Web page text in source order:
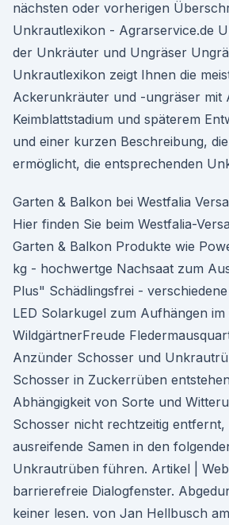
nächsten oder vorherigen
Unkrautlexikon - Agrarservice.de
der Unkräuter und Ungräser
Unkrautlexikon zeigt Ihnen die
Ackerunkräuter und -ungräser mit
Keimblattstadium und späterem
und einer kurzen Beschreibung,
ermöglicht, die entsprechenden
Garten & Balkon bei Westfalia
Hier finden Sie beim Westfalia-
Garten & Balkon Produkte wie
kg - hochwertge Nachsaat zum
Plus" Schädlingsfrei -
LED Solarkugel zum Aufhängen im
WildgärtnerFreude
Anzünder Schosser und
Schosser in Zuckerrüben
Abhängigkeit von Sorte und
Schosser nicht rechtzeitig entfernt,
ausreifende Samen in den
Unkrautrüben führen. Artikel |
barrierefreie Dialogfenster.
keiner lesen. von Jan Hellbusch am